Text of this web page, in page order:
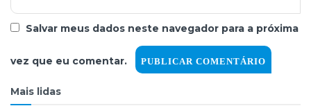
Salvar meus dados neste navegador para a próxima
vez que eu comentar.
Mais lidas